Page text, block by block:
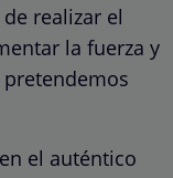
realizar el
la fuerza y
el auténtico